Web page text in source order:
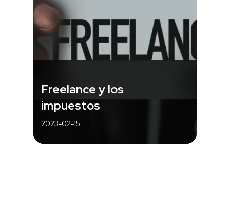
Freelance y los
impuestos
2023-02-15